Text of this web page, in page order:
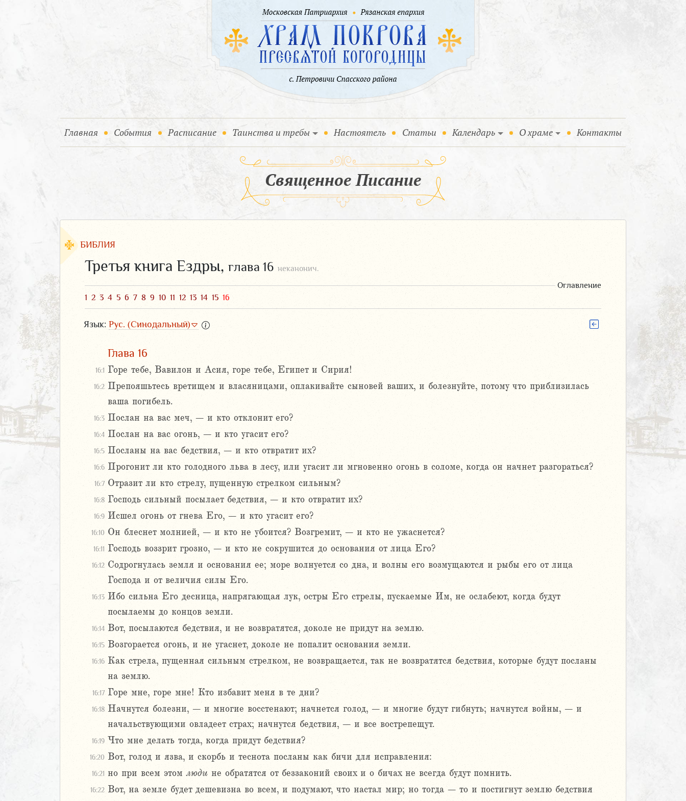
Главная (current)
События (current)
Расписание Таинства и требы Настоятель Статьи Календарь О храме Контакты
Священное Писание
БИБЛИЯ
Третья книга Ездры, глава 16 неканонич.
Оглавление
1 2 3 4 5 6 7 8 9 10 11 12 13 14 15 16
Язык: Рус. (Синодальный)
Глава 16
16:1 Горе тебе, Вавилон и Асия, горе тебе, Египет и Сирия!
16:2 Препояшьтесь вретищем и власяницами, оплакивайте сыновей ваших, и болезнуйте, потому что приблизилась
ваша погибель.
16:3 Послан на вас меч, – и кто отклонит его?
16:4 Послан на вас огонь, – и кто угасит его?
16:5 Посланы на вас бедствия, – и кто отвратит их?
16:6 Прогонит ли кто голодного льва в лесу, или угасит ли мгновенно огонь в соломе, когда он начнет разгораться?
16:7 Отразит ли кто стрелу, пущенную стрелком сильным?
16:8 Господь сильный посылает бедствия, – и кто отвратит их?
16:9 Исшел огонь от гнева Его, – и кто угасит его?
16:10 Он блеснет молнией, – и кто не убоится? Возгремит, – и кто не ужаснется?
16:11 Господь воззрит грозно, – и кто не сокрушится до основания от лица Его?
16:12 Содрогнулась земля и основания ее; море волнуется со дна, и волны его возмущаются и рыбы его от лица
Господа и от величия силы Его.
16:13 Ибо сильна Его десница, напрягающая лук, остры Его стрелы, пускаемые Им, не ослабеют, когда будут
посылаемы до концов земли.
16:14 Вот, посылаются бедствия, и не возвратятся, доколе не придут на землю.
16:15 Возгорается огонь, и не угаснет, доколе не попалит основания земли.
16:16 Как стрела, пущенная сильным стрелком, не возвращается, так не возвратятся бедствия, которые будут посланы
на землю.
16:17 Горе мне, горе мне! Кто избавит меня в те дни?
16:18 Начнутся болезни, – и многие восстенают; начнется голод, – и многие будут гибнуть; начнутся войны, – и
начальствующими овладеет страх; начнутся бедствия, – и все вострепещут.
16:19 Что мне делать тогда, когда придут бедствия?
16:20 Вот, голод и язва, и скорбь и теснота посланы как бичи для исправления:
16:21 но при всем этомлюди не обратятся от беззаконий своих и о бичах не всегда будут помнить.
16:22 Вот, на земле будет дешевизна во всем, и подумают, что настал мир; но тогда – то и постигнут землю бедствия